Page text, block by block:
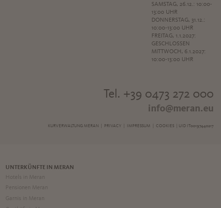
SAMSTAG, 26.12.: 10:00-
13:00 UHR
DONNERSTAG, 31.12.:
10:00-13:00 UHR
FREITAG, 1.1.2027:
GESCHLOSSEN
MITTWOCH, 6.1.2027:
10:00-13:00 UHR
Tel. +39 0473 272 000
info@meran.eu
KURVERWALTUNG MERAN | PRIVACY| IMPRESSUM COOKIES | UID IT00197440217
UNTERKÜNFTE IN MERAN
Hotels in Meran
Pensionen Meran
Garnis in Meran